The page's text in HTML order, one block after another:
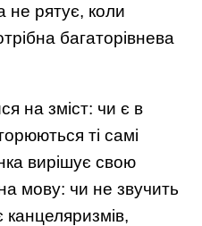
не рятує, коли
багаторівнева
на зміст: чи є в
ті самі
вирішує свою
мову: чи не звучить